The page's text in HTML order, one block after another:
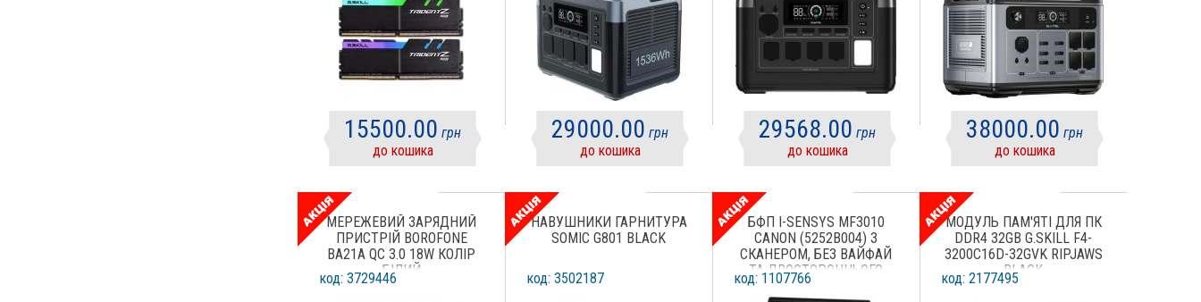
15500.00 грн
до кошика
29000.00 грн
до кошика
29568.00 грн
до кошика
38000.00 грн
до кошика
МЕРЕЖЕВИЙ ЗАРЯДНИЙ
ПРИСТРІЙ BOROFONE
BA21A QC 3.0 18W КОЛІР
БІЛИЙ
код: 3729446
НАВУШНИКИ ГАРНИТУРА
SOMIC G801 BLACK
код: 3502187
БФП I-SENSYS MF3010
CANON (5252B004) З
СКАНЕРОМ, БЕЗ ВАЙФАЙ
ТА ДВОСТОРОННЬОГО
ДРУКУ
код: 1107766
МОДУЛЬ ПАМ'ЯТІ ДЛЯ ПК
DDR4 32GB G.SKILL F4-
3200C16D-32GVK RIPJAWS
BLACK
код: 2177495